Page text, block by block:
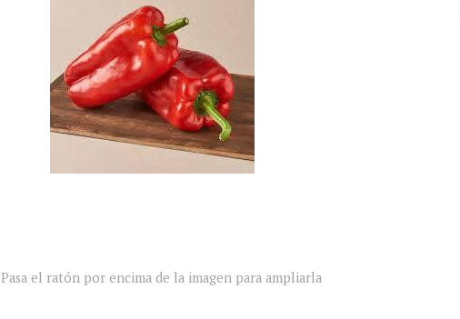
Pasa el ratón por encima de la imagen para ampliarla